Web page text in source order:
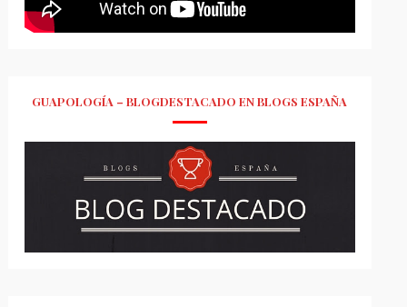
GUAPOLOGÍA – BLOGDESTACADO EN BLOGS ESPAÑA